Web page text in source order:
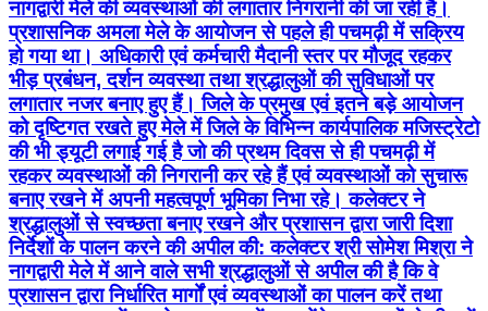
नागद्वारी मेले की व्यवस्थाओं की लगातार निगरानी की जा रही है।
प्रशासनिक अमला मेले के आयोजन से पहले ही पचमढ़ी में सक्रिय
हो गया था। अधिकारी एवं कर्मचारी मैदानी स्तर पर मौजूद रहकर
भीड़ प्रबंधन, दर्शन व्यवस्था तथा श्रद्धालुओं की सुविधाओं पर
लगातार नजर बनाए हुए हैं। जिले के प्रमुख एवं इतने बड़े आयोजन
को दृष्टिगत रखते हुए मेले में जिले के विभिन्न कार्यपालिक मजिस्ट्रेटो
की भी ड्यूटी लगाई गई है जो की प्रथम दिवस से ही पचमढ़ी में
रहकर व्यवस्थाओं की निगरानी कर रहे हैं एवं व्यवस्थाओं को सुचारू
बनाए रखने में अपनी महत्वपूर्ण भूमिका निभा रहे। कलेक्टर ने
श्रद्धालुओं से स्वच्छता बनाए रखने और प्रशासन द्वारा जारी दिशा
निर्देशों के पालन करने की अपील की: कलेक्टर श्री सोमेश मिश्रा ने
नागद्वारी मेले में आने वाले सभी श्रद्धालुओं से अपील की है कि वे
प्रशासन द्वारा निर्धारित मार्गों एवं व्यवस्थाओं का पालन करें तथा